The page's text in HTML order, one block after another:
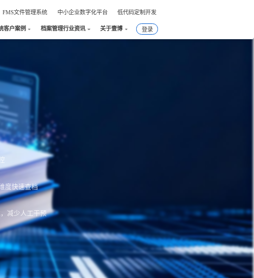
FMS文件管理系统 中小企业数字化平台 低代码定制开发
客户案例 档案管理行业资讯 关于壹博 登录
度快速查档
减少人工干预